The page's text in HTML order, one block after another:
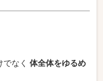
でなく体全体をゆるめ